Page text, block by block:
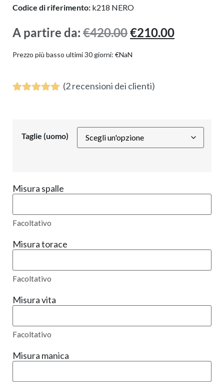
Codice di riferimento: k218 NERO
A partire da: €420.00€210.00
Prezzo più basso ultimi 30 giorni: €NaN
recensioni
(2recensioni dei clienti)
Taglie (uomo)
Misura spalle
Facoltativo
Misura torace
Facoltativo
Misura vita
Facoltativo
Misura manica